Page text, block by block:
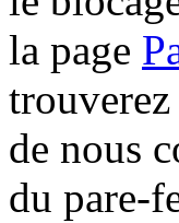
la page
de nous
du pare-